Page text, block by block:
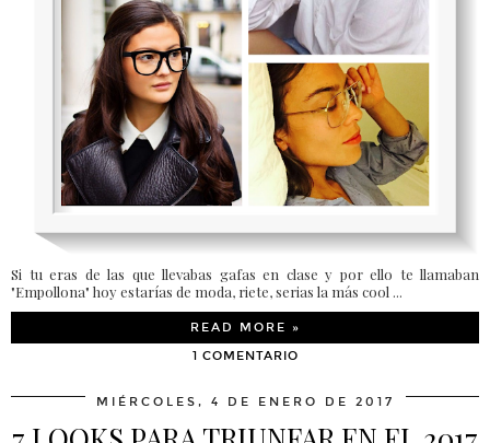
Si tu eras de las que llevabas gafas en clase y por ello te llamaban
"Empollona" hoy estarías de moda, riete, serias la más cool ...
READ MORE »
1 COMENTARIO
MIÉRCOLES, 4 DE ENERO DE 2017